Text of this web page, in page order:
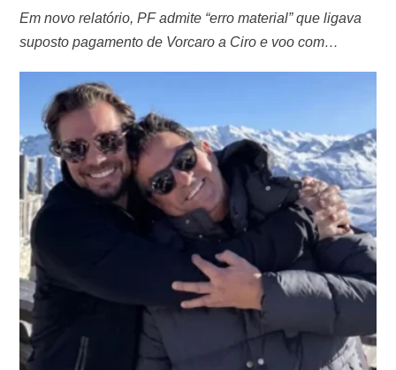
Em novo relatório, PF admite “erro material” que ligava
suposto pagamento de Vorcaro a Ciro e voo com